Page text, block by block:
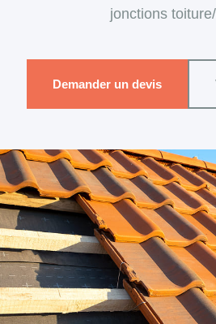
jonctions
Demander un devis